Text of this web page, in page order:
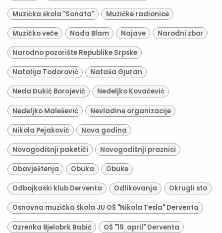
Muzička škola "Sonata" Muzičke radionice
Muzičko veče Nada Blam Najave Narodni zbor
Narodno pozorište Republike Srpske
Natalija Todorović Nataša Gjuran
Neda Đukić Borojević Nedeljko Kovačević
Nedeljko Malešević Nevladine organizacije
Nikola Pejaković Nova godina
Novogodišnji paketići Novogodišnji praznici
Obavještenja Obuka Obuke
Odbojkaški klub Derventa Odlikovanja Okrugli sto
Osnovna muzička škola JU OŠ "Nikola Tesla" Derventa
Ozrenka Bjelobrk Babić OŠ "19. april" Derventa